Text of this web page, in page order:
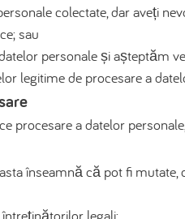
colectate, dar aveți
sau
personale și așteptăm
legitime de procesare a
procesare a datelor
înseamnă că pot fi